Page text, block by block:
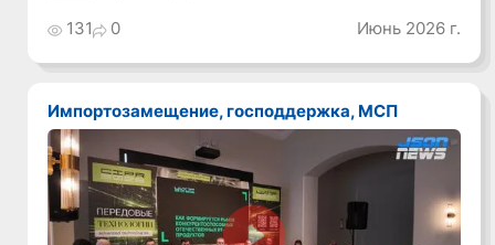
131 0 Июнь 2026 г.
Импортозамещение, господдержка, МСП